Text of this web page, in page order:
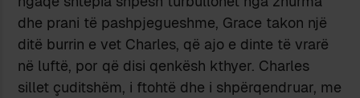
dhe prani të pashpjegueshme, Grace takon një
ditë burrin e vet Charles, që ajo e dinte të vrarë
në luftë, por që disi qenkësh kthyer. Charles
sillet çuditshëm, i ftohtë dhe i shpërqendruar, me